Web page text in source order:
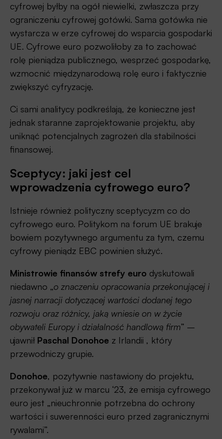
cyfrowej byłby na ogół niewielki, zwłaszcza przy
ograniczeniu cyfrowej gotówki. Sama gotówka nie
wystarcza w erze cyfrowej do wsparcia gospodarki
UE. Cyfrowe euro pozwoliłoby za to zachować
rolę pieniądza publicznego, wesprzeć gospodarkę,
wzmocnić międzynarodową rolę euro i faktycznie
zwiększyć cyfryzację.
Ci sami analitycy podkreślają, że konieczne jest
jednak staranne zaprojektowanie projektu, aby
uniknąć potencjalnych zagrożeń dla stabilności
finansowej.
Sceptycy: jaki jest cel
wprowadzenia cyfrowego euro?
Istnieje również polityczny sceptycyzm co do
cyfrowego euro. Politykom na forum UE brakuje
bowiem pozytywnego argumentu za tym, czemu
cyfrowy pieniądz EBC powinien służyć.
Ministrowie finansów strefy euro dyskutowali
niedawno „o znaczeniu opracowania przekonującej i
jasnej narracji dotyczącej wartości dodanej tego
rozwoju oraz różnicy, jaką wniesie on w życie
obywateli Europy i działalność handlową firm” –
ujawnił Paschal Donohoe z Irlandii , który
przewodniczy grupie.
Donohoe, pozytywnie nastawiony do projektu,
przekonywał już w marcu ‘23, że emisja cyfrowego
euro jest „nieuchronnie potrzebna do ochrony
wartości i suwerenności euro przed zagranicznymi
rywalami”.